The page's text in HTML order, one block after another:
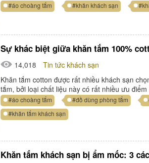
#áo choàng tắm #khăn khách sạn
Sự khác biệt giữa khăn tắm 100%
14,018
Tin tức khách sạn
Khăn tắm cotton được rất nhiều khách sạn
tắm, bởi loại chất liệu này có rất nhiều ưu
#áo choàng tắm #đồ dùng phòng tắm
#khăn tắm khách sạn
Khăn tắm khách sạn bị ẩm mốc: 3